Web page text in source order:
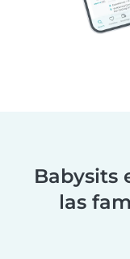
Babysits
las